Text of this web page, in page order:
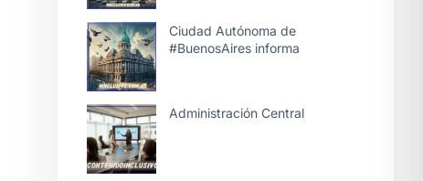
Ciudad Autónoma de
#BuenosAires informa
Administración Central